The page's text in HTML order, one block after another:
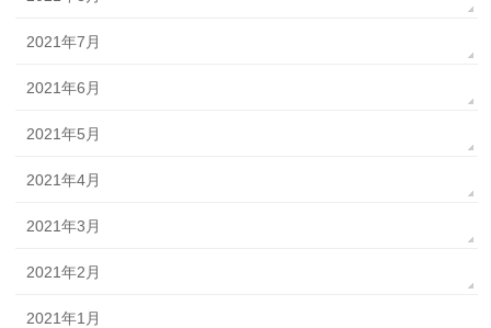
2021年7月
2021年6月
2021年5月
2021年4月
2021年3月
2021年2月
2021年1月